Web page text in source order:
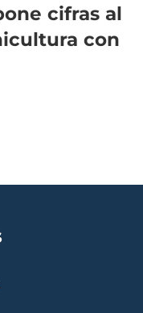
cifras al
con